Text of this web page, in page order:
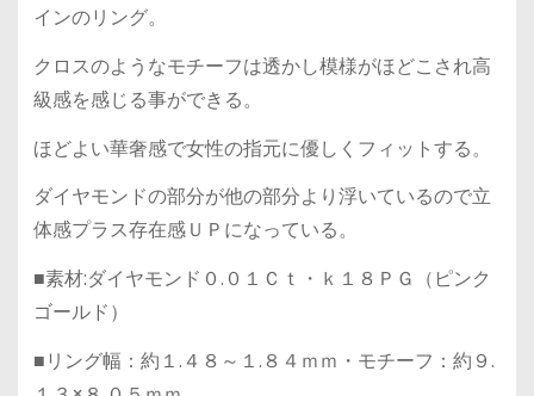
インのリング。
クロスのようなモチーフは透かし模様がほどこされ高
級感を感じる事ができる。
ほどよい華奢感で女性の指元に優しくフィットする。
ダイヤモンドの部分が他の部分より浮いているので立
体感プラス存在感ＵＰになっている。
■素材:ダイヤモンド０.０１Ｃｔ・ｋ１８ＰＧ（ピンク
ゴールド）
■リング幅：約１.４８～１.８４ｍｍ・モチーフ：約９.